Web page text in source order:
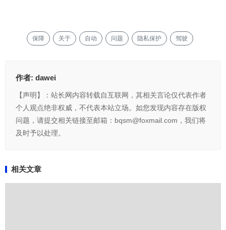
保障 关于 自动 问题 隐私保护 驾驶
作者: dawei
【声明】：站长网内容转载自互联网，其相关言论仅代表作者
个人观点绝非权威，不代表本站立场。如您发现内容存在版权
问题，请提交相关链接至邮箱：bqsm@foxmail.com，我们将
及时予以处理。
相关文章